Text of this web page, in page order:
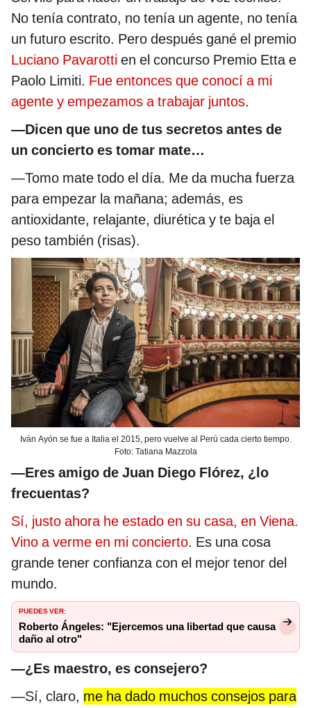
No tenía contrato, no tenía un agente, no tenía
un futuro escrito. Pero después gané el premio
Luciano Pavarotti en el concurso Premio Etta e
Paolo Limiti. Fue entonces que conocí a mi
agente y empezamos a trabajar juntos.
—Dicen que uno de tus secretos antes de
un concierto es tomar mate…
—Tomo mate todo el día. Me da mucha fuerza
para empezar la mañana; además, es
antioxidante, relajante, diurética y te baja el
peso también (risas).
Iván Ayón se fue a Italia el 2015, pero vuelve al Perú cada cierto tiempo.
Foto: Tatiana Mazzola
—Eres amigo de Juan Diego Flórez, ¿lo
frecuentas?
Sí, justo ahora he estado en su casa, en Viena.
Vino a verme en mi concierto. Es una cosa
grande tener confianza con el mejor tenor del
mundo.
PUEDES VER:
Roberto Ángeles: "Ejercemos una libertad que causa
daño al otro"
—¿Es maestro, es consejero?
—Sí, claro, me ha dado muchos consejos para